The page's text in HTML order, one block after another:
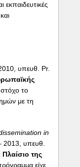
εκπαιδευτικές
υπευθ. Pr.
το
με τη
in
2013, υπευθ.
της
είχε